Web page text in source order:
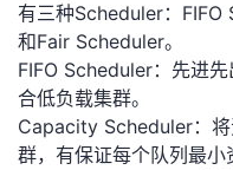
有三种Scheduler：
和Fair Scheduler。
FIFO Scheduler：先进
合低负载集群。
Capacity Scheduler：
群，有保证每个队列最小